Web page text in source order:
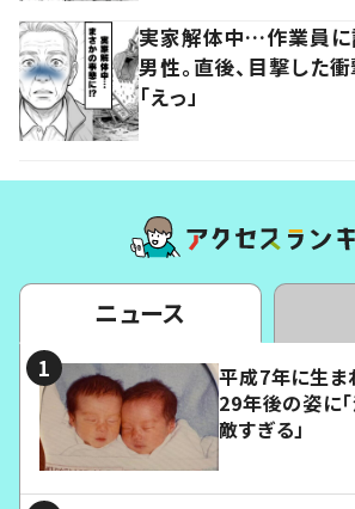
実家解体中…作業員に
男性。直後、目撃した
「えっ」
ニュース
平成7年に生
29年後の姿に
敵すぎる」